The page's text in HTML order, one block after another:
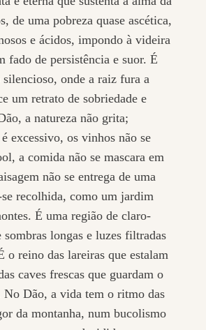
de uma pobreza quase ascética,
e ácidos, impondo à videira
fado de persistência e suor. É
onde a raiz fura a
um retrato de sobriedade e
a natureza não grita;
excessivo, os vinhos não se
a comida não se mascara em
não se entrega de uma
recolhida, como um jardim
É uma região de claro-
sombras longas e luzes filtradas
o reino das lareiras que estalam
caves frescas que guardam o
No Dão, a vida tem o ritmo das
da montanha, num bucolismo